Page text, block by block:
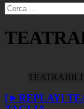
Ricerca
per:
TEATRABILI
[►REPLAY]